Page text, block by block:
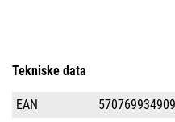
Tekniske data
EAN